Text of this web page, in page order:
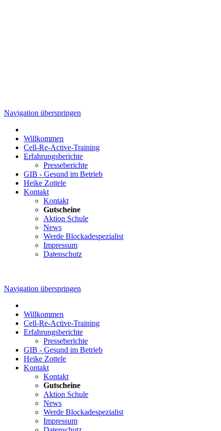
Navigation überspringen
Willkommen
Cell-Re-Active-Training
Erfahrungsberichte
Presseberichte
GIB - Gesund im Betrieb
Heike Zottele
Kontakt
Kontakt
Gutscheine
Aktion Schule
News
Werde Blockadespezialist
Impressum
Datenschutz
Navigation überspringen
Willkommen
Cell-Re-Active-Training
Erfahrungsberichte
Presseberichte
GIB - Gesund im Betrieb
Heike Zottele
Kontakt
Kontakt
Gutscheine
Aktion Schule
News
Werde Blockadespezialist
Impressum